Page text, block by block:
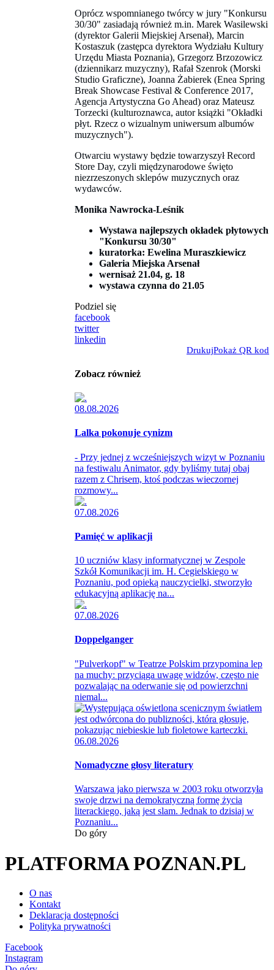
Oprócz wspomnianego twórcy w jury "Konkursu
30/30" zasiadają również m.in. Marek Wasilewski
(dyrektor Galerii Miejskiej Arsenał), Marcin
Kostaszuk (zastępca dyrektora Wydziału Kultury
Urzędu Miasta Poznania), Grzegorz Brzozowicz
(dziennikarz muzyczny), Rafał Szenrok (Morski
Studio Graficzne), Joanna Żabierek (Enea Spring
Break Showcase Festival & Conference 2017,
Agencja Artystyczna Go Ahead) oraz Mateusz
Torzecki (kulturoznawca, autor książki "Okładki
płyt. Rzecz o wizualnym uniwersum albumów
muzycznych").
Otwarciu wystawy będzie towarzyszył Record
Store Day, czyli międzynarodowe święto
niezrzeszonych sklepów muzycznych oraz
wydawców.
Monika Nawrocka-Leśnik
Wystawa najlepszych okładek płytowych
"Konkursu 30/30"
kuratorka: Ewelina Muraszkiewicz
Galeria Miejska Arsenał
wernisaż 21.04, g. 18
wystawa czynna do 21.05
Podziel się
facebook
twitter
linkedin
DrukujPokaż QR kod
Zobacz również
08.08.2026
Lalka pokonuje cynizm
- Przy jednej z wcześniejszych wizyt w Poznaniu
na festiwalu Animator, gdy byliśmy tutaj obaj
razem z Chrisem, ktoś podczas wieczornej
rozmowy...
07.08.2026
Pamięć w aplikacji
10 uczniów klasy informatycznej w Zespole
Szkół Komunikacji im. H. Cegielskiego w
Poznaniu, pod opieką nauczycielki, stworzyło
edukacyjną aplikację na...
07.08.2026
Doppelganger
"Pulverkopf" w Teatrze Polskim przypomina lep
na muchy: przyciąga uwagę widzów, często nie
pozwalając na oderwanie się od powierzchni
niemal...
06.08.2026
Nomadyczne głosy literatury
Warszawa jako pierwsza w 2003 roku otworzyła
swoje drzwi na demokratyczną formę życia
literackiego, jaką jest slam. Jednak to dzisiaj w
Poznaniu...
Do góry
PLATFORMA POZNAN.PL
O nas
Kontakt
Deklaracja dostępności
Polityka prywatności
Facebook
Instagram